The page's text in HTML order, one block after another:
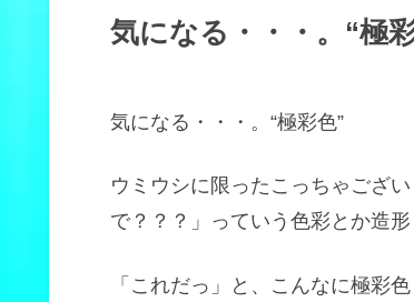
気になる・・・。“極
気になる・・・。“極彩色”
ウミウシに限ったこっちゃござ
で？？？」っていう色彩とか造
「これだっ」と、こんなに極彩色